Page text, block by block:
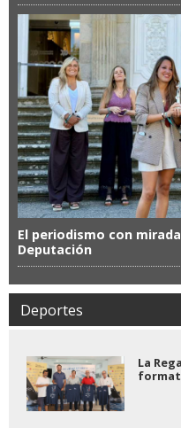
El periodismo con
Deputación
Deportes
La